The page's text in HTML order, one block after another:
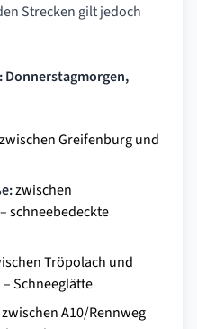
Strecken gilt jedoch
zwischen Greifenburg und
zwischen
schneebedeckte
Tröpolach und
Schneeglätte
zwischen A10/Rennweg